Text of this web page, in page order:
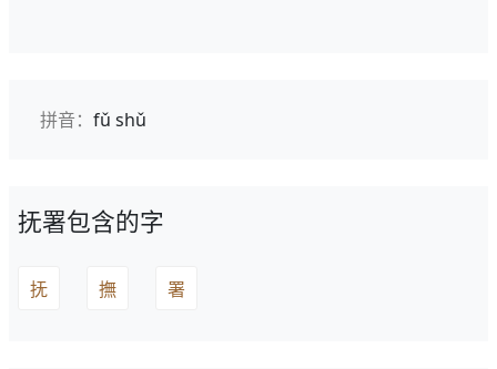
拼音： fǔ shǔ
抚署包含的字
抚 撫 署